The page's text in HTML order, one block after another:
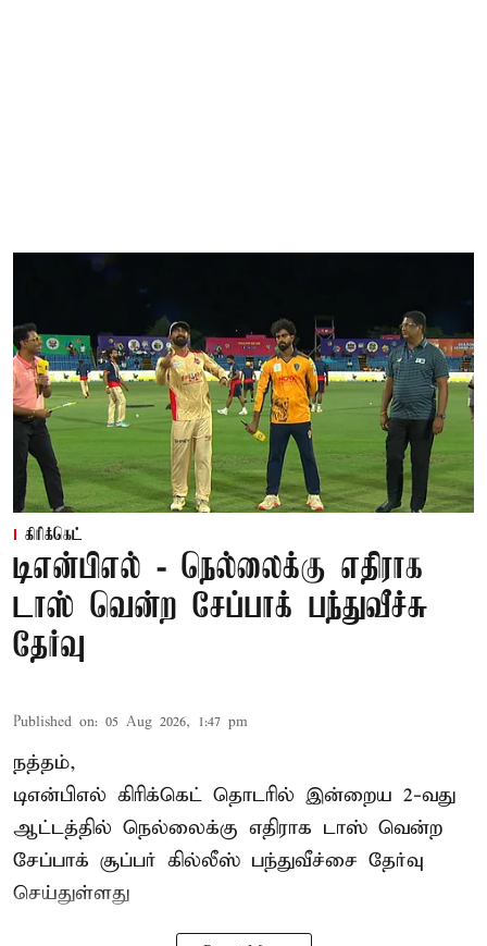
கிரிக்கெட்
டிஎன்பிஎல் - நெல்லைக்கு எதிராக
டாஸ் வென்ற சேப்பாக் பந்துவீச்சு
தேர்வு
Published on: 05 Aug 2026, 1:47 pm
நத்தம்,
டிஎன்பிஎல் கிரிக்கெட் தொடரில் இன்றைய 2-வது
ஆட்டத்தில் நெல்லைக்கு எதிராக டாஸ் வென்ற
சேப்பாக் சூப்பர் கில்லீஸ் பந்துவீச்சை தேர்வு
செய்துள்ளது